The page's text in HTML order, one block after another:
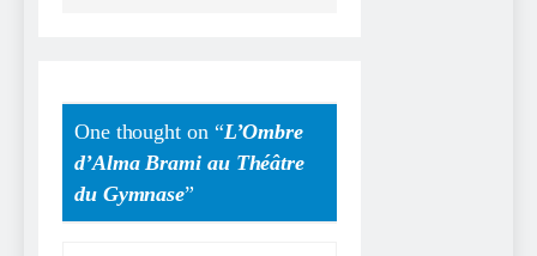
One thought on “L’Ombre
d’Alma Brami au Théâtre
du Gymnase”